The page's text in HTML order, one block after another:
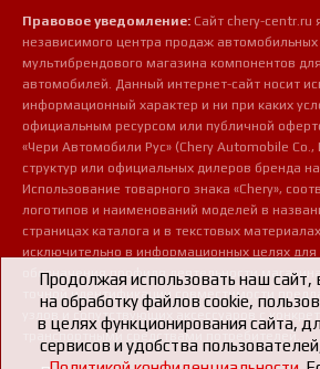
Правовое уведомление: Сайт chery-centr.ru
независимого центра продаж автомобильных
мультибрендового магазина компонентов
автомобилей. Данный интернет-сайт носит
информационный характер и ни при каких
официальным ресурсом или публичной
«Чери Автомобили Рус» (Chery Automobile
структур или официальных дилеров бренда
Использование товарного знака «Chery»,
логотипов и наименований моделей в
страницах каталога и в текстовых
исключительно в информационных целях
обозначения профиля деятельности
точной идентификации совместимости
узлов и сопутствующих аксессуаров с
транспортными средствами потребителей.
Продолжая использовать наш сайт,
на обработку файлов cookie,
в целях функционирования сайта,
сервисов и удобства